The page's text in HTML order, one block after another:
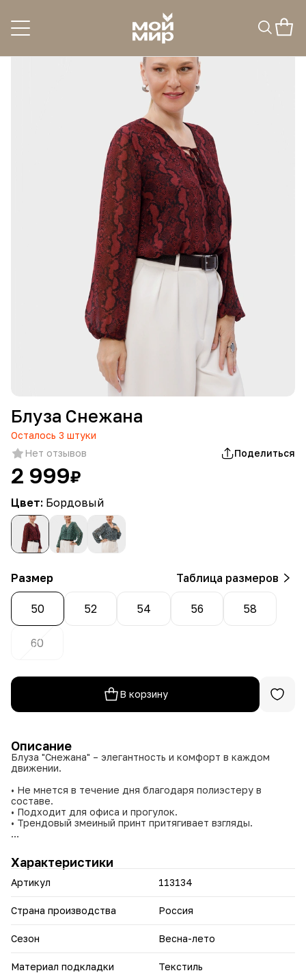
Блуза Снежана
Осталось 3 штуки
Нет отзывов
Поделиться
2 999₽
Цвет: Бордовый
Размер Таблица размеров
50 52 54 56 58
60
В корзину
Описание
Блуза "Снежана" – элегантность и комфорт в каждом
движении.
• Не мнется в течение дня благодаря полиэстеру в
составе.
• Подходит для офиса и прогулок.
• Трендовый змеиный принт притягивает взгляды.
карандаш, а также джинсами.
Характеристики
Артикул 113134
Страна производства Россия
Сезон Весна-лето
Материал подкладки Текстиль